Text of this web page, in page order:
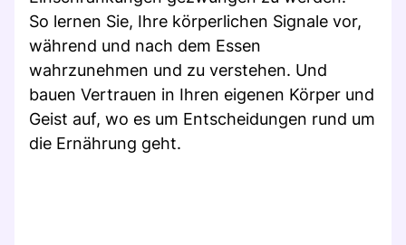
So lernen Sie, Ihre körperlichen Signale vor,
während und nach dem Essen
wahrzunehmen und zu verstehen. Und
bauen Vertrauen in Ihren eigenen Körper und
Geist auf, wo es um Entscheidungen rund um
die Ernährung geht.